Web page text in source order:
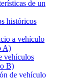
de un
históricos
a vehículo
A)
vehículos
B)
de vehículo